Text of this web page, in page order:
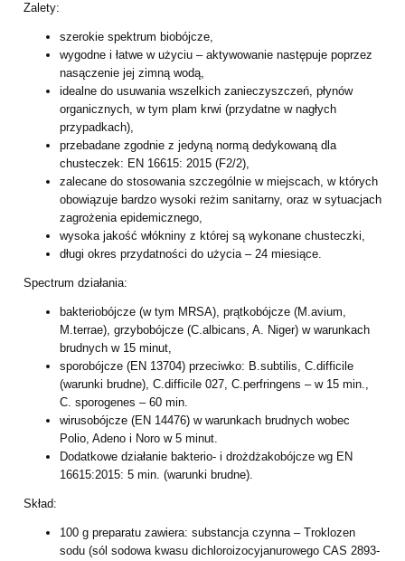
Zalety:
szerokie spektrum biobójcze,
wygodne i łatwe w użyciu – aktywowanie następuje poprzez
nasączenie jej zimną wodą,
idealne do usuwania wszelkich zanieczyszczeń, płynów
organicznych, w tym plam krwi (przydatne w nagłych
przypadkach),
przebadane zgodnie z jedyną normą dedykowaną dla
chusteczek: EN 16615: 2015 (F2/2),
zalecane do stosowania szczególnie w miejscach, w których
obowiązuje bardzo wysoki reżim sanitarny, oraz w sytuacjach
zagrożenia epidemicznego,
wysoka jakość włókniny z której są wykonane chusteczki,
długi okres przydatności do użycia – 24 miesiące.
Spectrum działania:
bakteriobójcze (w tym MRSA), prątkobójcze (M.avium,
M.terrae), grzybobójcze (C.albicans, A. Niger) w warunkach
brudnych w 15 minut,
sporobójcze (EN 13704) przeciwko: B.subtilis, C.difficile
(warunki brudne), C.difficile 027, C.perfringens – w 15 min.,
C. sporogenes – 60 min.
wirusobójcze (EN 14476) w warunkach brudnych wobec
Polio, Adeno i Noro w 5 minut.
Dodatkowe działanie bakterio- i drożdżakobójcze wg EN
16615:2015: 5 min. (warunki brudne).
Skład:
100 g preparatu zawiera: substancja czynna – Troklozen
sodu (sól sodowa kwasu dichloroizocyjanurowego CAS 2893-